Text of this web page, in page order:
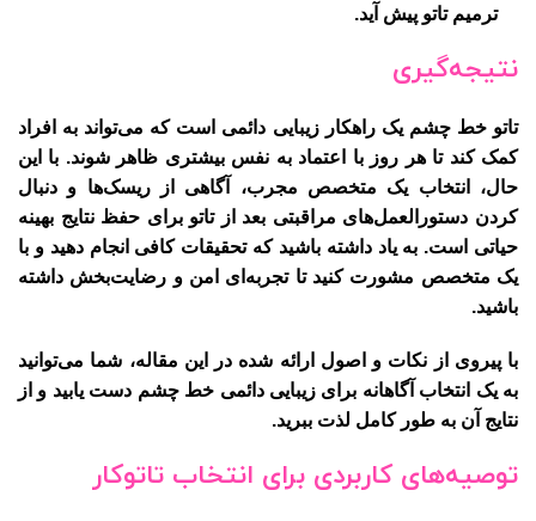
ترمیم تاتو پیش آید.
نتیجه‌گیری
تاتو خط چشم یک راهکار زیبایی دائمی است که می‌تواند به افراد
کمک کند تا هر روز با اعتماد به نفس بیشتری ظاهر شوند. با این
حال، انتخاب یک متخصص مجرب، آگاهی از ریسک‌ها و دنبال
کردن دستورالعمل‌های مراقبتی بعد از تاتو برای حفظ نتایج بهینه
حیاتی است. به یاد داشته باشید که تحقیقات کافی انجام دهید و با
یک متخصص مشورت کنید تا تجربه‌ای امن و رضایت‌بخش داشته
باشید.
با پیروی از نکات و اصول ارائه شده در این مقاله، شما می‌توانید
به یک انتخاب آگاهانه برای زیبایی دائمی خط چشم دست یابید و از
نتایج آن به طور کامل لذت ببرید.
توصیه‌های کاربردی برای انتخاب تاتوکار